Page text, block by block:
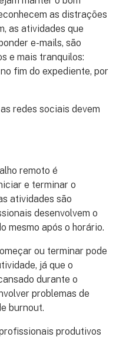
as distrações
as atividades que
e-mails, são
e mais tranquilos:
fim do expediente, por
redes sociais devem
remoto é
e terminar o
atividades são
desenvolvem o
mesmo após o horário.
ou terminar pode
já que o
durante o
problemas de
burnout.
produtivos